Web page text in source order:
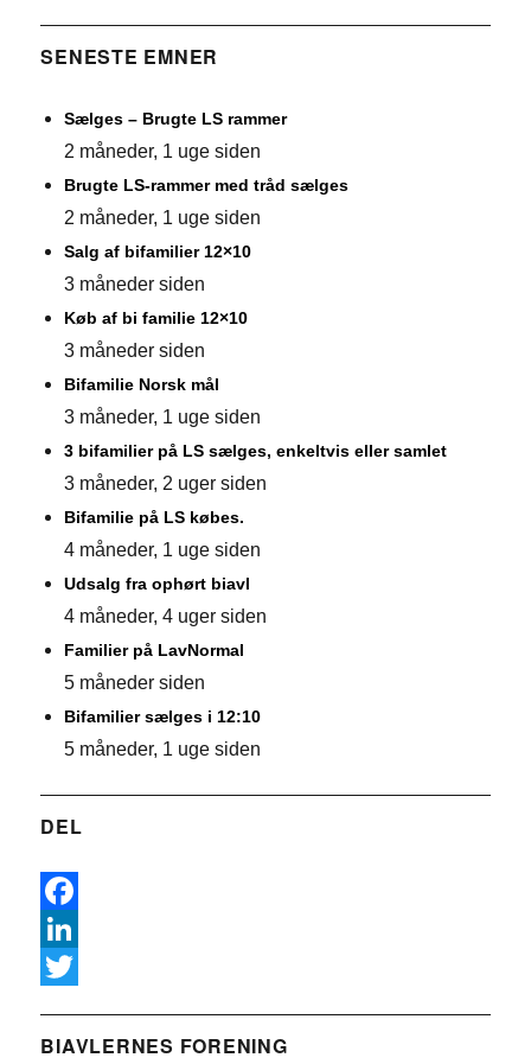
SENESTE EMNER
Sælges – Brugte LS rammer
2 måneder, 1 uge siden
Brugte LS-rammer med tråd sælges
2 måneder, 1 uge siden
Salg af bifamilier 12×10
3 måneder siden
Køb af bi familie 12×10
3 måneder siden
Bifamilie Norsk mål
3 måneder, 1 uge siden
3 bifamilier på LS sælges, enkeltvis eller samlet
3 måneder, 2 uger siden
Bifamilie på LS købes.
4 måneder, 1 uge siden
Udsalg fra ophørt biavl
4 måneder, 4 uger siden
Familier på LavNormal
5 måneder siden
Bifamilier sælges i 12:10
5 måneder, 1 uge siden
DEL
F
a
e
L
n
w
BIAVLERNES FORENING